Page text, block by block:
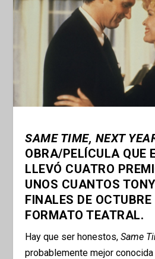
SAME TIME, NEXT
OBRA/PELÍCULA QUE
LLEVÓ CUATRO
UNOS CUANTOS
FINALES DE
FORMATO TEATRAL.
Hay que ser honestos,Same
probablemente mejor